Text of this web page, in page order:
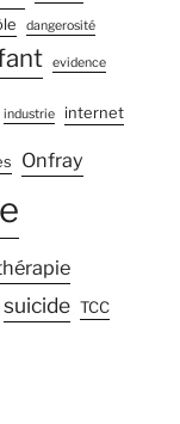
dangerosité
evidence
industrie internet
Onfray
suicide TCC